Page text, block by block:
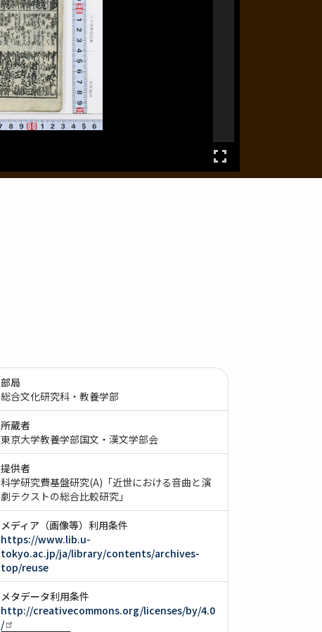
部局
総合文化研究科・教養学部
所蔵者
東京大学教養学部国文・漢文学部会
提供者
科学研究費基盤研究(A)「近世における音曲と演
劇テクストの総合比較研究」
メディア（画像等）利用条件
https://www.lib.u-
tokyo.ac.jp/ja/library/contents/archives-
top/reuse
メタデータ利用条件
http://creativecommons.org/licenses/by/4.0
/